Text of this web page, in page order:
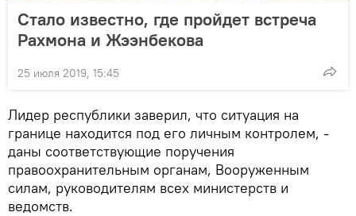
Стало известно, где пройдет встреча
Рахмона и Жээнбекова
25 июля 2019, 15:45
Лидер республики заверил, что ситуация на
границе находится под его личным контролем, -
даны соответствующие поручения
правоохранительным органам, Вооруженным
силам, руководителям всех министерств и
ведомств.